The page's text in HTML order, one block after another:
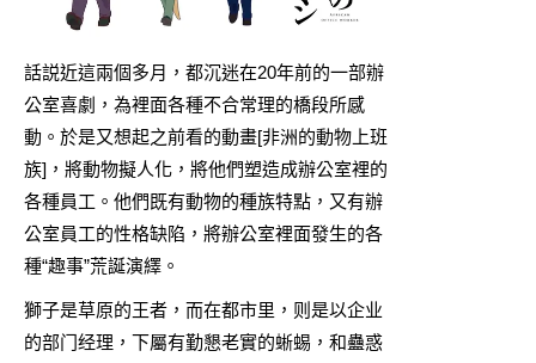
話説近這兩個多月，都沉迷在20年前的一部辦
公室喜劇，為裡面各種不合常理的橋段所感
動。於是又想起之前看的動畫[非洲的動物上班
族]，將動物擬人化，將他們塑造成辦公室裡的
各種員工。他們既有動物的種族特點，又有辦
公室員工的性格缺陷，將辦公室裡面發生的各
種“趣事”荒誕演繹。
獅子是草原的王者，而在都市里，则是以企业
的部门经理，下屬有勤懇老實的蜥蜴，和蠱惑